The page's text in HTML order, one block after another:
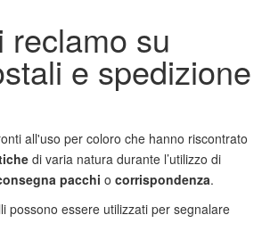
reclamo su
e spedizione
all'uso per coloro che hanno riscontrato
di varia natura durante l’utilizzo di
pacchi ocorrispondenza.
possono essere utilizzati per segnalare